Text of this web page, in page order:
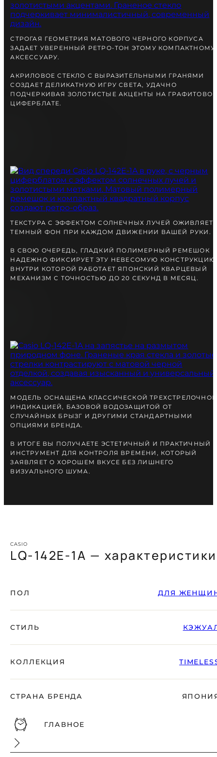
ОТПРАВКА В ДЕНЬ ЗАКАКА
Telegram
ПОСОВЕТУЙТЕСЬ
С НАШИМ ЭКСПЕРТОМ
СТРОГАЯ ГЕОМЕТРИЯ МАТОВОГО ЧЕРНОГО КОРПУСА
ЗАДАЕТ УВЕРЕННЫЙ РЕТРО-ТОН ЭТОМУ КОМПАКТНОМУ
АКСЕССУАРУ.
АКРИЛОВОЕ СТЕКЛО С ВЫРАЗИТЕЛЬНЫМИ ГРАНЯМИ
СОЗДАЕТ ДЕЛИКАТНУЮ ИГРУ СВЕТА, УДАЧНО
ПОДЧЕРКИВАЯ ЗОЛОТИСТЫЕ АКЦЕНТЫ НА
ЦИФЕРБЛАТЕ.
ТЕКСТУРА С ЭФФЕКТОМ СОЛНЕЧНЫХ ЛУЧЕЙ ОЖИВЛЯЕТ
ТЕМНЫЙ ФОН ПРИ КАЖДОМ ДВИЖЕНИИ ВАШЕЙ РУКИ.
В СВОЮ ОЧЕРЕДЬ, ГЛАДКИЙ ПОЛИМЕРНЫЙ РЕМЕШОК
НАДЕЖНО ФИКСИРУЕТ ЭТУ НЕВЕСОМУЮ
ВНУТРИ КОТОРОЙ РАБОТАЕТ ЯПОНСКИЙ КВАРЦЕВЫЙ
МЕХАНИЗМ С ТОЧНОСТЬЮ ДО 20 СЕКУНД В МЕСЯЦ.
МОДЕЛЬ ОСНАЩЕНА КЛАССИЧЕСКОЙ
ИНДИКАЦИЕЙ, БАЗОВОЙ ВОДОЗАЩИТОЙ ОТ
СЛУЧАЙНЫХ БРЫЗГ И ДРУГИМИ СТАНДАРТНЫМИ
ОПЦИЯМИ БРЕНДА.
В ИТОГЕ ВЫ ПОЛУЧАЕТЕ ЭСТЕТИЧНЫЙ И ПРАКТИЧНЫЙ
ИНСТРУМЕНТ ДЛЯ КОНТРОЛЯ ВРЕМЕНИ, КОТОРЫЙ
ЗАЯВЛЯЕТ О ХОРОШЕМ ВКУСЕ БЕЗ ЛИШНЕГО
ВИЗУАЛЬНОГО ШУМА.
CASIO
LQ-142E-1A — характеристики
ПОЛ ДЛЯ
СТИЛЬ
КОЛЛЕКЦИЯ
СТРАНА БРЕНДА
ГЛАВНОЕ